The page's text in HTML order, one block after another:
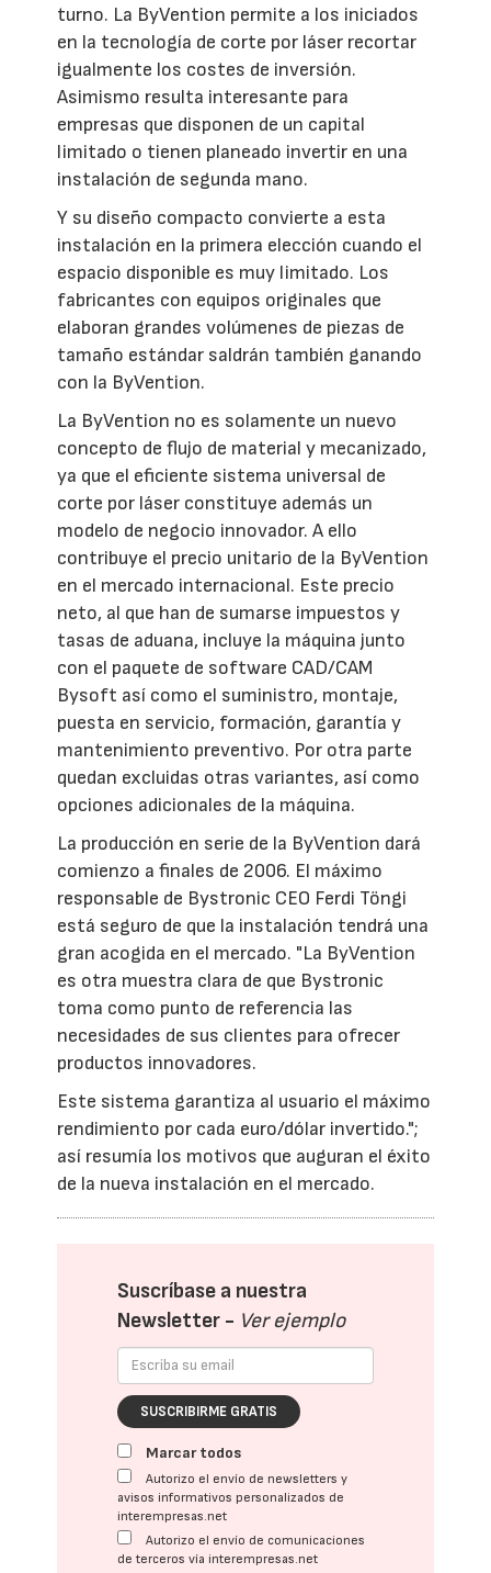
turno. La ByVention permite a los iniciados
en la tecnología de corte por láser recortar
igualmente los costes de inversión.
Asimismo resulta interesante para
empresas que disponen de un capital
limitado o tienen planeado invertir en una
instalación de segunda mano.
Y su diseño compacto convierte a esta
instalación en la primera elección cuando el
espacio disponible es muy limitado. Los
fabricantes con equipos originales que
elaboran grandes volúmenes de piezas de
tamaño estándar saldrán también ganando
con la ByVention.
La ByVention no es solamente un nuevo
concepto de flujo de material y mecanizado,
ya que el eficiente sistema universal de
corte por láser constituye además un
modelo de negocio innovador. A ello
contribuye el precio unitario de la ByVention
en el mercado internacional. Este precio
neto, al que han de sumarse impuestos y
tasas de aduana, incluye la máquina junto
con el paquete de software CAD/CAM
Bysoft así como el suministro, montaje,
puesta en servicio, formación, garantía y
mantenimiento preventivo. Por otra parte
quedan excluidas otras variantes, así como
opciones adicionales de la máquina.
La producción en serie de la ByVention dará
comienzo a finales de 2006. El máximo
responsable de Bystronic CEO Ferdi Töngi
está seguro de que la instalación tendrá una
gran acogida en el mercado. "La ByVention
es otra muestra clara de que Bystronic
toma como punto de referencia las
necesidades de sus clientes para ofrecer
productos innovadores.
Este sistema garantiza al usuario el máximo
rendimiento por cada euro/dólar invertido.";
así resumía los motivos que auguran el éxito
de la nueva instalación en el mercado.
Suscríbase a nuestra
Newsletter - Ver ejemplo
SUSCRIBIRME GRATIS
Marcar todos
Autorizo el envío de newsletters y
avisos informativos personalizados de
interempresas.net
Autorizo el envío de comunicaciones
de terceros vía interempresas.net